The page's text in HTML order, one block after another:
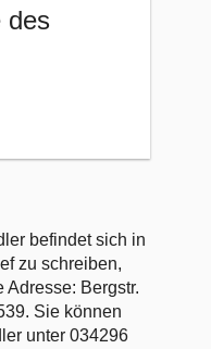
des
befindet sich in
zu schreiben,
Adresse: Bergstr.
Sie können
unter 034296